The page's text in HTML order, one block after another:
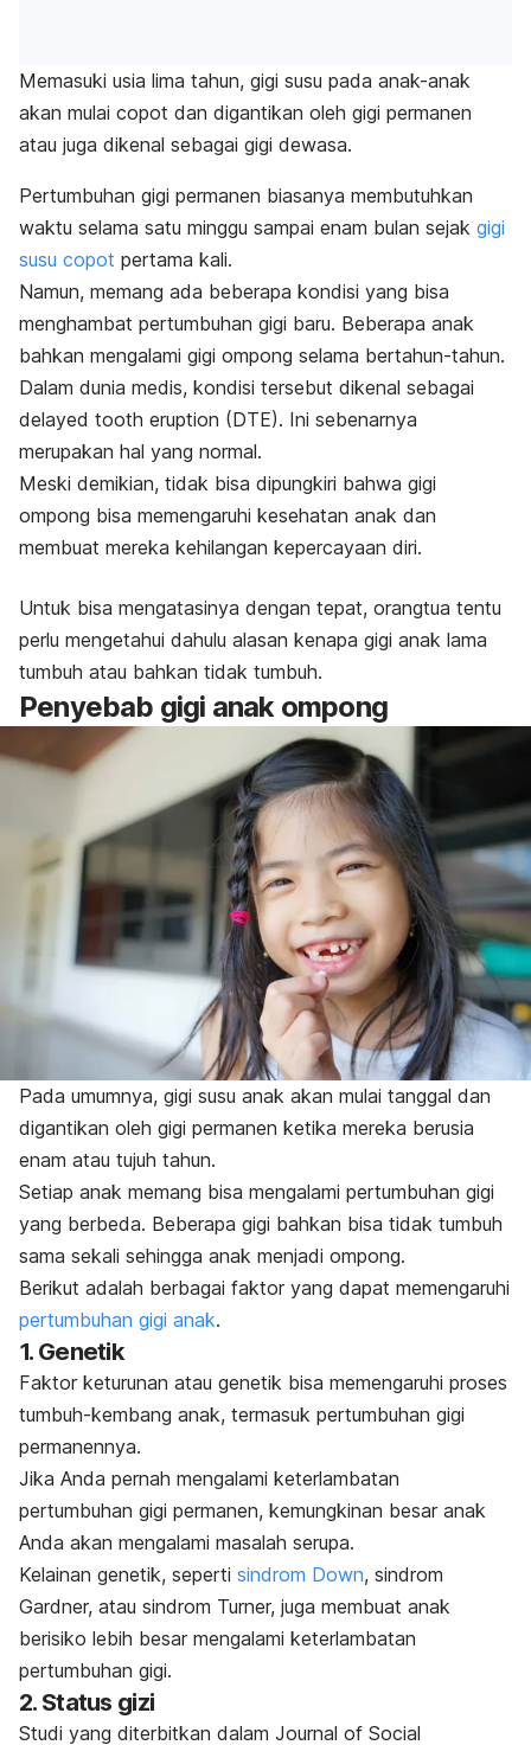
Memasuki usia lima tahun, gigi susu pada anak-anak
akan mulai copot dan digantikan oleh gigi permanen
atau juga dikenal sebagai gigi dewasa.
Pertumbuhan gigi permanen biasanya membutuhkan
waktu selama satu minggu sampai enam bulan sejak gigi
susu copot pertama kali.
Namun, memang ada beberapa kondisi yang bisa
menghambat pertumbuhan gigi baru. Beberapa anak
bahkan mengalami gigi ompong selama bertahun-tahun.
Dalam dunia medis, kondisi tersebut dikenal sebagai
delayed tooth eruption (DTE). Ini sebenarnya
merupakan hal yang normal.
Meski demikian, tidak bisa dipungkiri bahwa gigi
ompong bisa memengaruhi kesehatan anak dan
membuat mereka kehilangan kepercayaan diri.
Untuk bisa mengatasinya dengan tepat, orangtua tentu
perlu mengetahui dahulu alasan kenapa gigi anak lama
tumbuh atau bahkan tidak tumbuh.
Penyebab gigi anak ompong
Pada umumnya, gigi susu anak akan mulai tanggal dan
digantikan oleh gigi permanen ketika mereka berusia
enam atau tujuh tahun.
Setiap anak memang bisa mengalami pertumbuhan gigi
yang berbeda. Beberapa gigi bahkan bisa tidak tumbuh
sama sekali sehingga anak menjadi ompong.
Berikut adalah berbagai faktor yang dapat memengaruhi
pertumbuhan gigi anak.
1. Genetik
Faktor keturunan atau genetik bisa memengaruhi proses
tumbuh-kembang anak, termasuk pertumbuhan gigi
permanennya.
Jika Anda pernah mengalami keterlambatan
pertumbuhan gigi permanen, kemungkinan besar anak
Anda akan mengalami masalah serupa.
Kelainan genetik, seperti sindrom Down, sindrom
Gardner, atau sindrom Turner, juga membuat anak
berisiko lebih besar mengalami keterlambatan
pertumbuhan gigi.
2. Status gizi
Studi yang diterbitkan dalam Journal of Social